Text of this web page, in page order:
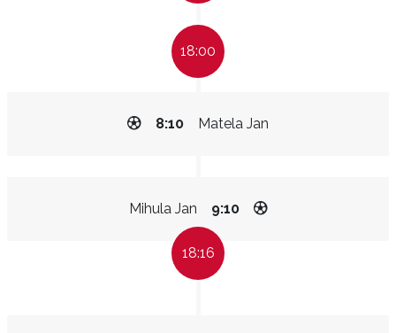
18:00
Matela Jan
8:10
Mihula Jan 9:10
18:16